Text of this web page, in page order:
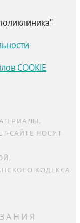
COOKIE
САЙТЕ НОСЯТ
КОДЕКСА